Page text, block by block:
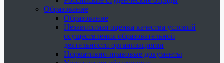
Образование
Образование
Независимая оценка качества условий
осуществления образовательной
деятельности организациями
Нормативно-правовые документы